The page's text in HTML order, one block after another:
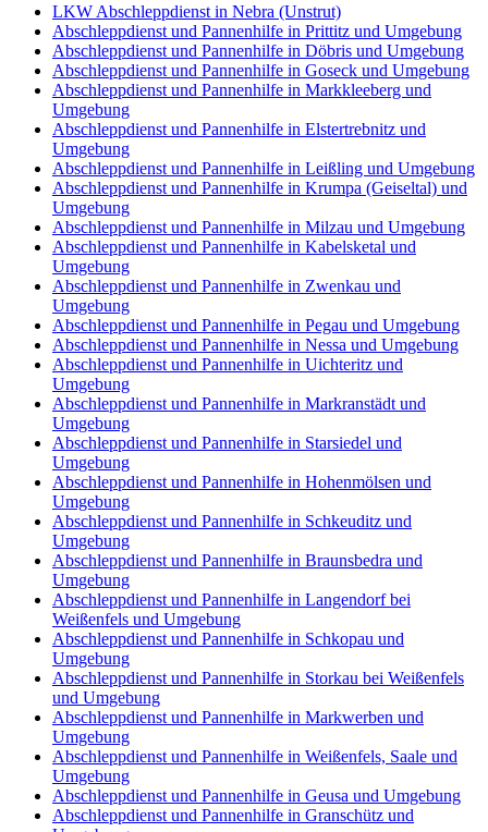
LKW Abschleppdienst in Nebra (Unstrut)
Abschleppdienst und Pannenhilfe in Prittitz und Umgebung
Abschleppdienst und Pannenhilfe in Döbris und Umgebung
Abschleppdienst und Pannenhilfe in Goseck und Umgebung
Abschleppdienst und Pannenhilfe in Markkleeberg und
Umgebung
Abschleppdienst und Pannenhilfe in Elstertrebnitz und
Umgebung
Abschleppdienst und Pannenhilfe in Leißling und Umgebung
Abschleppdienst und Pannenhilfe in Krumpa (Geiseltal) und
Umgebung
Abschleppdienst und Pannenhilfe in Milzau und Umgebung
Abschleppdienst und Pannenhilfe in Kabelsketal und
Umgebung
Abschleppdienst und Pannenhilfe in Zwenkau und
Umgebung
Abschleppdienst und Pannenhilfe in Pegau und Umgebung
Abschleppdienst und Pannenhilfe in Nessa und Umgebung
Abschleppdienst und Pannenhilfe in Uichteritz und
Umgebung
Abschleppdienst und Pannenhilfe in Markranstädt und
Umgebung
Abschleppdienst und Pannenhilfe in Starsiedel und
Umgebung
Abschleppdienst und Pannenhilfe in Hohenmölsen und
Umgebung
Abschleppdienst und Pannenhilfe in Schkeuditz und
Umgebung
Abschleppdienst und Pannenhilfe in Braunsbedra und
Umgebung
Abschleppdienst und Pannenhilfe in Langendorf bei
Weißenfels und Umgebung
Abschleppdienst und Pannenhilfe in Schkopau und
Umgebung
Abschleppdienst und Pannenhilfe in Storkau bei Weißenfels
und Umgebung
Abschleppdienst und Pannenhilfe in Markwerben und
Umgebung
Abschleppdienst und Pannenhilfe in Weißenfels, Saale und
Umgebung
Abschleppdienst und Pannenhilfe in Geusa und Umgebung
Abschleppdienst und Pannenhilfe in Granschütz und